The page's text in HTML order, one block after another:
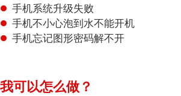
手机系统升级失败
手机不小心泡到水不能开机
手机忘记图形密码解不开
我可以怎么做？